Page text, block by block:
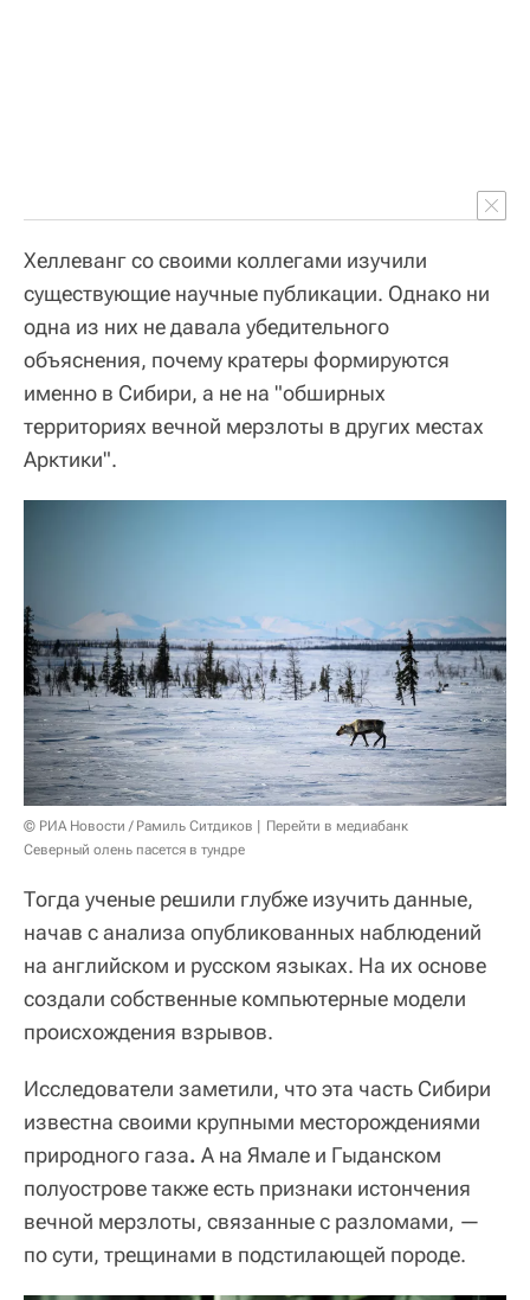
Хеллеванг со своими коллегами изучили
существующие научные публикации. Однако ни
одна из них не давала убедительного
объяснения, почему кратеры формируются
именно в Сибири, а не на "обширных
территориях вечной мерзлоты в других местах
Арктики".
© РИА Новости / Рамиль Ситдиков
Перейти в медиабанк
Северный олень пасется в тундре
Тогда ученые решили глубже изучить данные,
начав с анализа опубликованных наблюдений
на английском и русском языках. На их основе
создали собственные компьютерные модели
происхождения взрывов.
Исследователи заметили, что эта часть Сибири
известна своими крупными месторождениями
природного газа. А на Ямале и Гыданском
полуострове также есть признаки истончения
вечной мерзлоты, связанные с разломами, —
по сути, трещинами в подстилающей породе.